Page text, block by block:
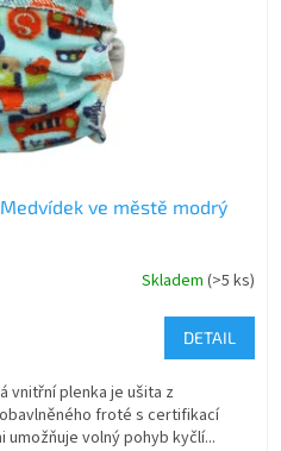
ve městě modrý
Skladem (>5 ks)
DETAIL
vnitřní plenka je ušita z
froté s certifikací
umožňuje volný pohyb kyčlí...